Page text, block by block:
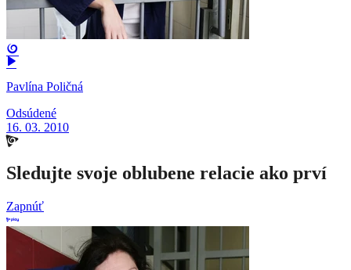
Pavlína Poličná
Odsúdené
16. 03. 2010
Sledujte svoje oblubene relacie ako prví
Zapnúť